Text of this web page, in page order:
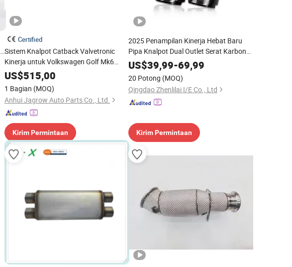
Certified
Sistem Knalpot Catback Valvetronic
Kinerja untuk Volkswagen Golf Mk6
Mk6-Gti 6r 2.0t
US$515,00
1 Bagian (MOQ)
Anhui Jagrow Auto Parts Co., Ltd.
Kirim Permintaan
2025 Penampilan Kinerja Hebat Baru
Pipa Knalpot Dual Outlet Serat Karbon
Forged
US$39,99-69,99
20 Potong (MOQ)
Qingdao Zhenlilai I/E Co., Ltd
Kirim Permintaan